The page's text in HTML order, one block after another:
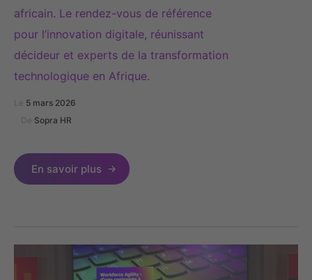
africain. Le rendez-vous de référence
pour l’innovation digitale, réunissant
décideur et experts de la transformation
technologique en Afrique.
5 mars 2026
Sopra HR
En savoir plus